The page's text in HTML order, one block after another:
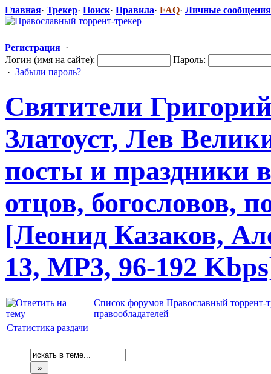
Главная· Трекер· Поиск· Правила· FAQ· Личные сообщения
Регистрация ·
Логин (имя на сайте):
Пароль:
· Забыли пароль?
Святители
Златоуст, Лев
посты и праздники
отцов, богословов,
[Леонид Казаков,
13, MP3, 96-192
Список форумов Православный торрент-
правообладателей
Статистика раздачи